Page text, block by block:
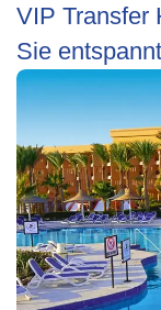
VIP Transfer
Sie